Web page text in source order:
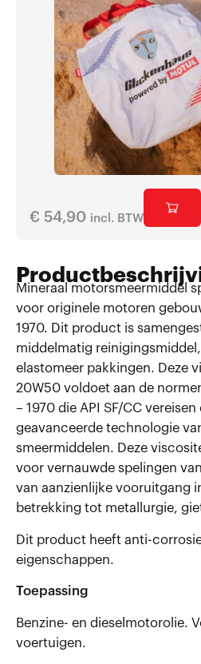
€ 54,90 incl. BTW
Mineraal motorsmeermiddel
voor originele motoren
1970. Dit product is
middelmatig
elastomeer pakkingen. Deze
20W50 voldoet aan de
– 1970 die API SF/CC
geavanceerde technologie
smeermiddelen. Deze
voor vernauwde spelingen
van aanzienlijke vooruitgang
betrekking tot metallurgie,
Dit product heeft anti-
eigenschappen.
Toepassing
Benzine- en dieselmotorolie.
voertuigen.